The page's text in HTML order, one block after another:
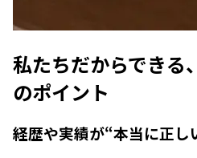
私たちだからできる、
のポイント
経歴や実績が“本当に正し